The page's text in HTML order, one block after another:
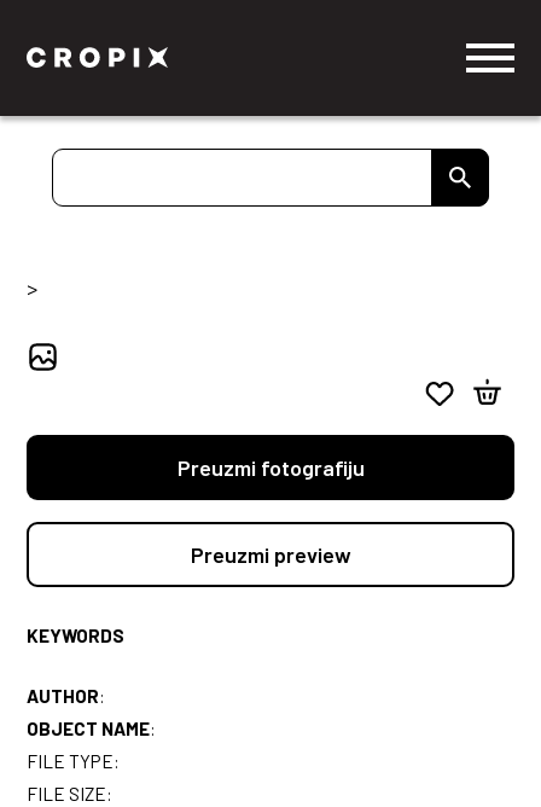
>
Preuzmi fotografiju
Preuzmi preview
KEYWORDS
AUTHOR:
OBJECT NAME:
FILE TYPE:
FILE SIZE: